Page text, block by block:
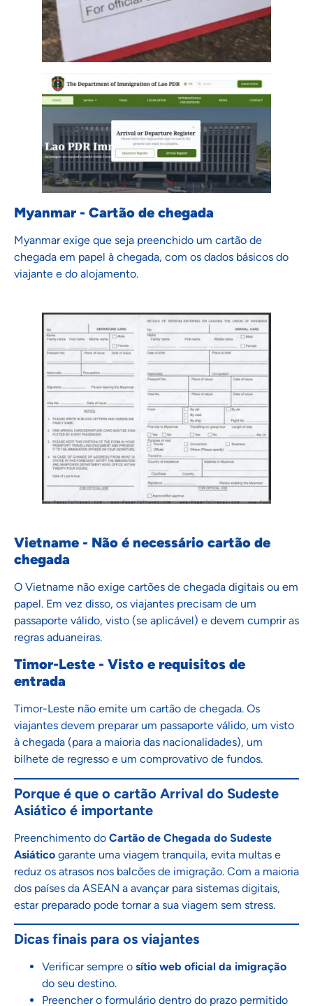
Myanmar - Cartão de chegada
Myanmar exige que seja preenchido um cartão de
chegada em papel à chegada, com os dados básicos do
viajante e do alojamento.
Vietname - Não é necessário cartão de
chegada
O Vietname não exige cartões de chegada digitais ou em
papel. Em vez disso, os viajantes precisam de um
passaporte válido, visto (se aplicável) e devem cumprir as
regras aduaneiras.
Timor-Leste - Visto e requisitos de
entrada
Timor-Leste não emite um cartão de chegada. Os
viajantes devem preparar um passaporte válido, um visto
à chegada (para a maioria das nacionalidades), um
bilhete de regresso e um comprovativo de fundos.
Porque é que o cartão Arrival do Sudeste
Asiático é importante
Preenchimento do Cartão de Chegada do Sudeste
Asiático garante uma viagem tranquila, evita multas e
reduz os atrasos nos balcões de imigração. Com a maioria
dos países da ASEAN a avançar para sistemas digitais,
estar preparado pode tornar a sua viagem sem stress.
Dicas finais para os viajantes
Verificar sempre o sítio web oficial da imigração
do seu destino.
Preencher o formulário dentro do prazo permitido